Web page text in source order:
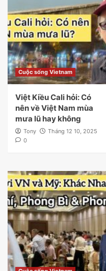
Cuộc sống Vietnam
Việt Kiều Cali hỏi: Có
nên về Việt Nam mùa
mưa lũ hay không
Tony
Tháng 12 10, 2025
0